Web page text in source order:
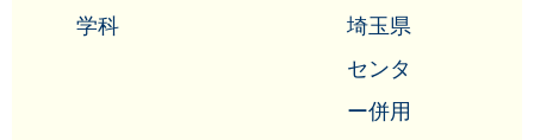
学科
埼玉県
センタ
ー併用